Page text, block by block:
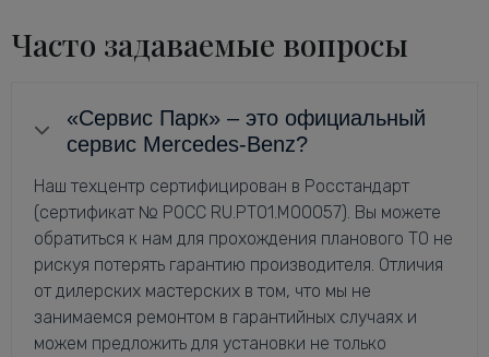
Часто задаваемые вопросы
«Сервис Парк» – это официальный
сервис Mercedes-Benz?
Наш техцентр сертифицирован в Росстандарт
(сертификат № РОСС RU.РТ01.М00057). Вы можете
обратиться к нам для прохождения планового ТО не
рискуя потерять гарантию производителя. Отличия
от дилерских мастерских в том, что мы не
занимаемся ремонтом в гарантийных случаях и
можем предложить для установки не только